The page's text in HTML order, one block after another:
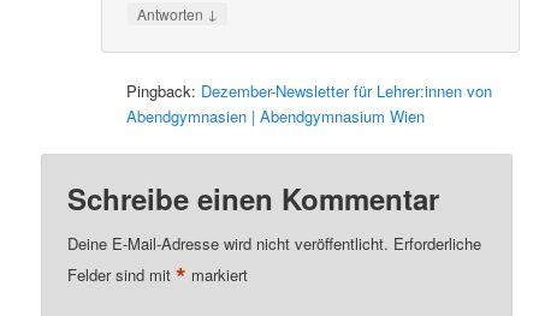
Antworten ↓
Pingback: Dezember-Newsletter für Lehrer:innen von
Abendgymnasien | Abendgymnasium Wien
Schreibe einen Kommentar
Deine E-Mail-Adresse wird nicht veröffentlicht. Erforderliche
Felder sind mit* markiert